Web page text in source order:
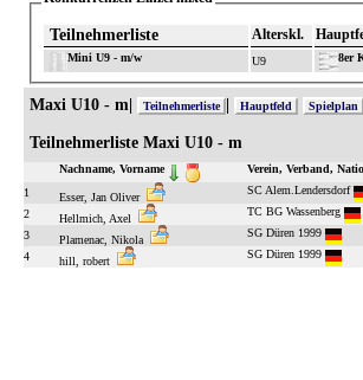
Teilnehmerliste Alterskl.
Mini U9 - m/w U9 8er
Maxi U10 - m| Teilnehmerliste Hauptfeld Spielplan
Teilnehmerliste Maxi U10 - m
Nachname, Vorname Verein, Verband,
1
Esser, Jan Oliver
SC Alem.Lendersdorf
2
Hellmich, Axel
TC BG Wassenberg
3
Plamenac, Nikola
SG Düren 1999
4
hill, robert
SG Düren 1999